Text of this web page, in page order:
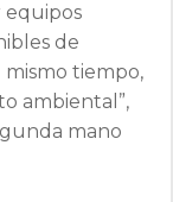
equipos
de
tiempo,
ambiental”,
mano